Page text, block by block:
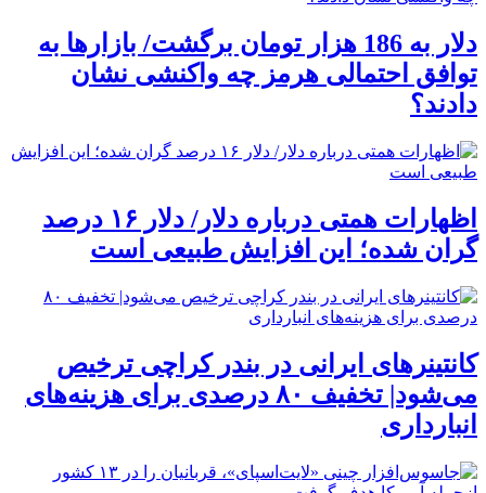
دلار به 186 هزار تومان برگشت/ بازارها به
توافق احتمالی هرمز چه واکنشی نشان
دادند؟
اظهارات همتی درباره دلار/ دلار ۱۶ درصد
گران شده؛ این افزایش طبیعی است
کانتینرهای ایرانی در بندر کراچی ترخیص
می‌شود| تخفیف ۸۰ درصدی برای هزینه‌های
انبارداری